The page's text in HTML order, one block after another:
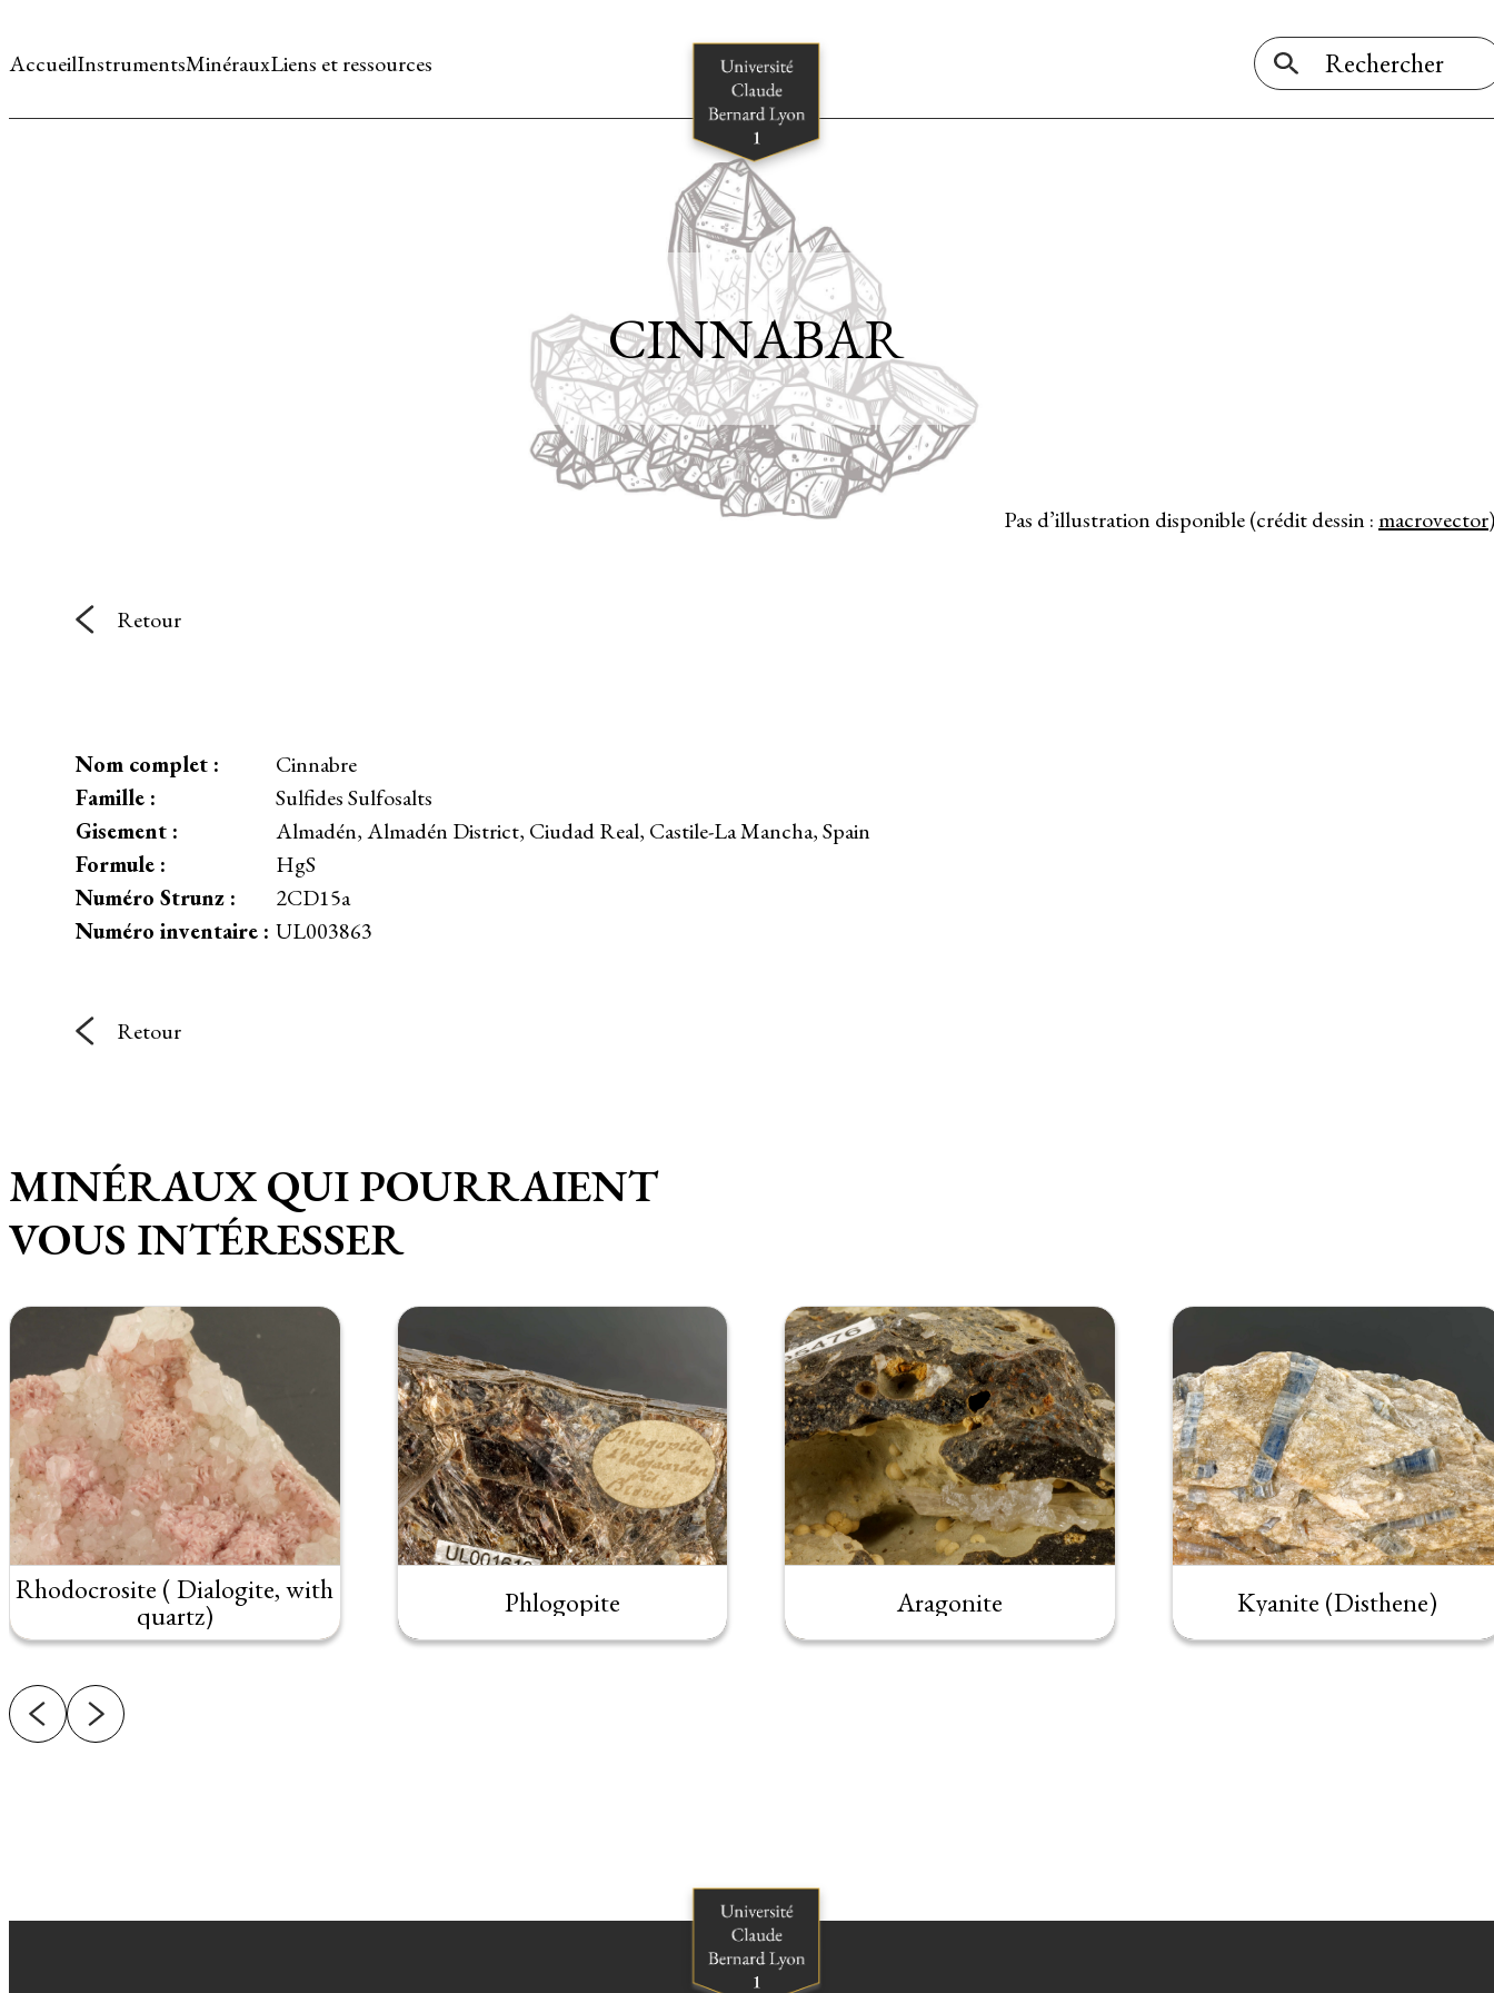
AccueilInstrumentsMinérauxLiens et ressources
Pas d’illustration disponible (crédit dessin :macrovector)
CINNABAR
Retour
Nom complet :
Cinnabre
Famille :
Sulfides Sulfosalts
Gisement :
Almadén, Almadén District, Ciudad Real, Castile-La Mancha, Spain
Formule :
HgS
Numéro Strunz :
2CD15a
Numéro inventaire : UL003863
Retour
MINÉRAUX QUI POURRAIENT
VOUS INTÉRESSER
Rhodocrosite ( Dialogite, with
quartz) Phlogopite Aragonite Kyanite (Disthene)